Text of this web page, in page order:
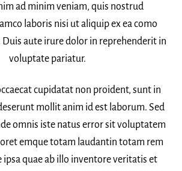
ad minim veniam, quis nostrud
laboris nisi ut aliquip ex ea como
Duis aute irure dolor in reprehenderit in
voluptate pariatur.
cupidatat non proident, sunt in
mollit anim id est laborum. Sed
omnis iste natus error sit voluptatem
emque totam laudantin totam rem
ipsa quae ab illo inventore veritatis et